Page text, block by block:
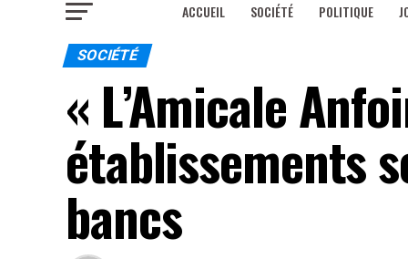
ACCUEIL SOCIÉTÉ POLITIQUE
SOCIÉTÉ
« L’Amicale
établissements
bancs